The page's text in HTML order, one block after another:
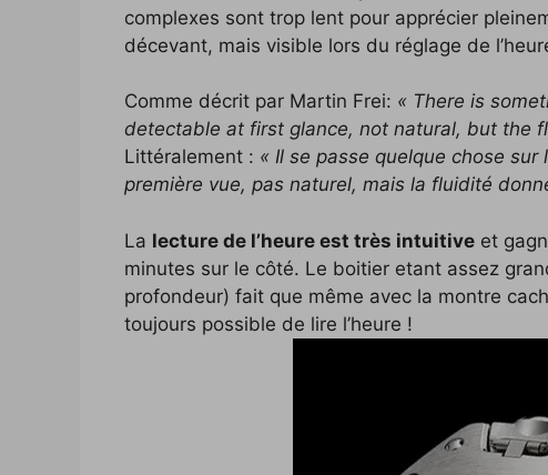
complexes sont trop lent pour apprécier
décevant, mais visible lors du réglage de
Comme décrit par Martin Frei: « There is
detectable at first glance, not natural, but the
Littéralement : « Il se passe quelque chose
première vue, pas naturel, mais la fluidité
La lecture de l’heure est très intuitive et
minutes sur le côté. Le boitier etant assez
profondeur) fait que même avec la montre
toujours possible de lire l’heure !